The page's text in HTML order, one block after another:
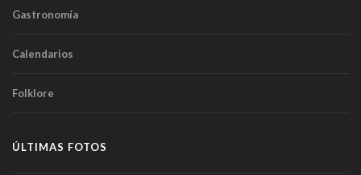
Gastronomía
Calendarios
Folklore
ÚLTIMAS FOTOS